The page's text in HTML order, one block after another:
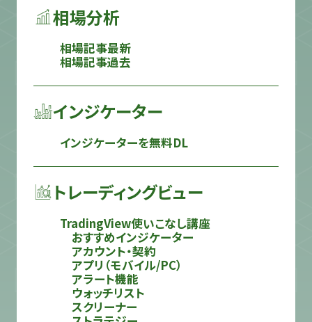
相場分析
相場記事最新
相場記事過去
インジケーター
インジケーターを無料DL
トレーディングビュー
TradingView使いこなし講座
おすすめインジケーター
アカウント・契約
アプリ（モバイル/PC）
アラート機能
ウォッチリスト
スクリーナー